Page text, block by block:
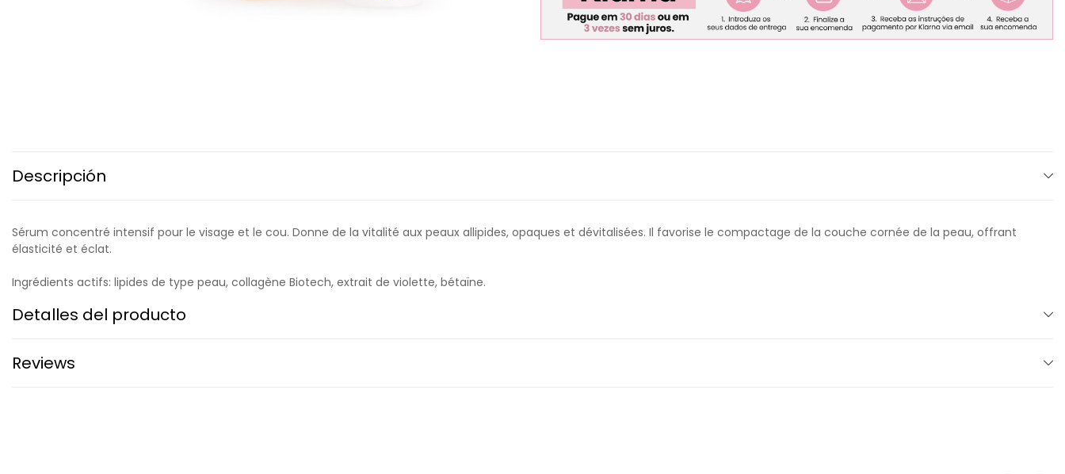
Descripción
Sérum concentré intensif pour le visage et le cou. Donne de la vitalité aux peaux allipides, opaques et dévitalisées. Il favorise le compactage de la couche cornée de la peau, offrant
élasticité et éclat.
Ingrédients actifs: lipides de type peau, collagène Biotech, extrait de violette, bétaïne.
Detalles del producto
Reviews